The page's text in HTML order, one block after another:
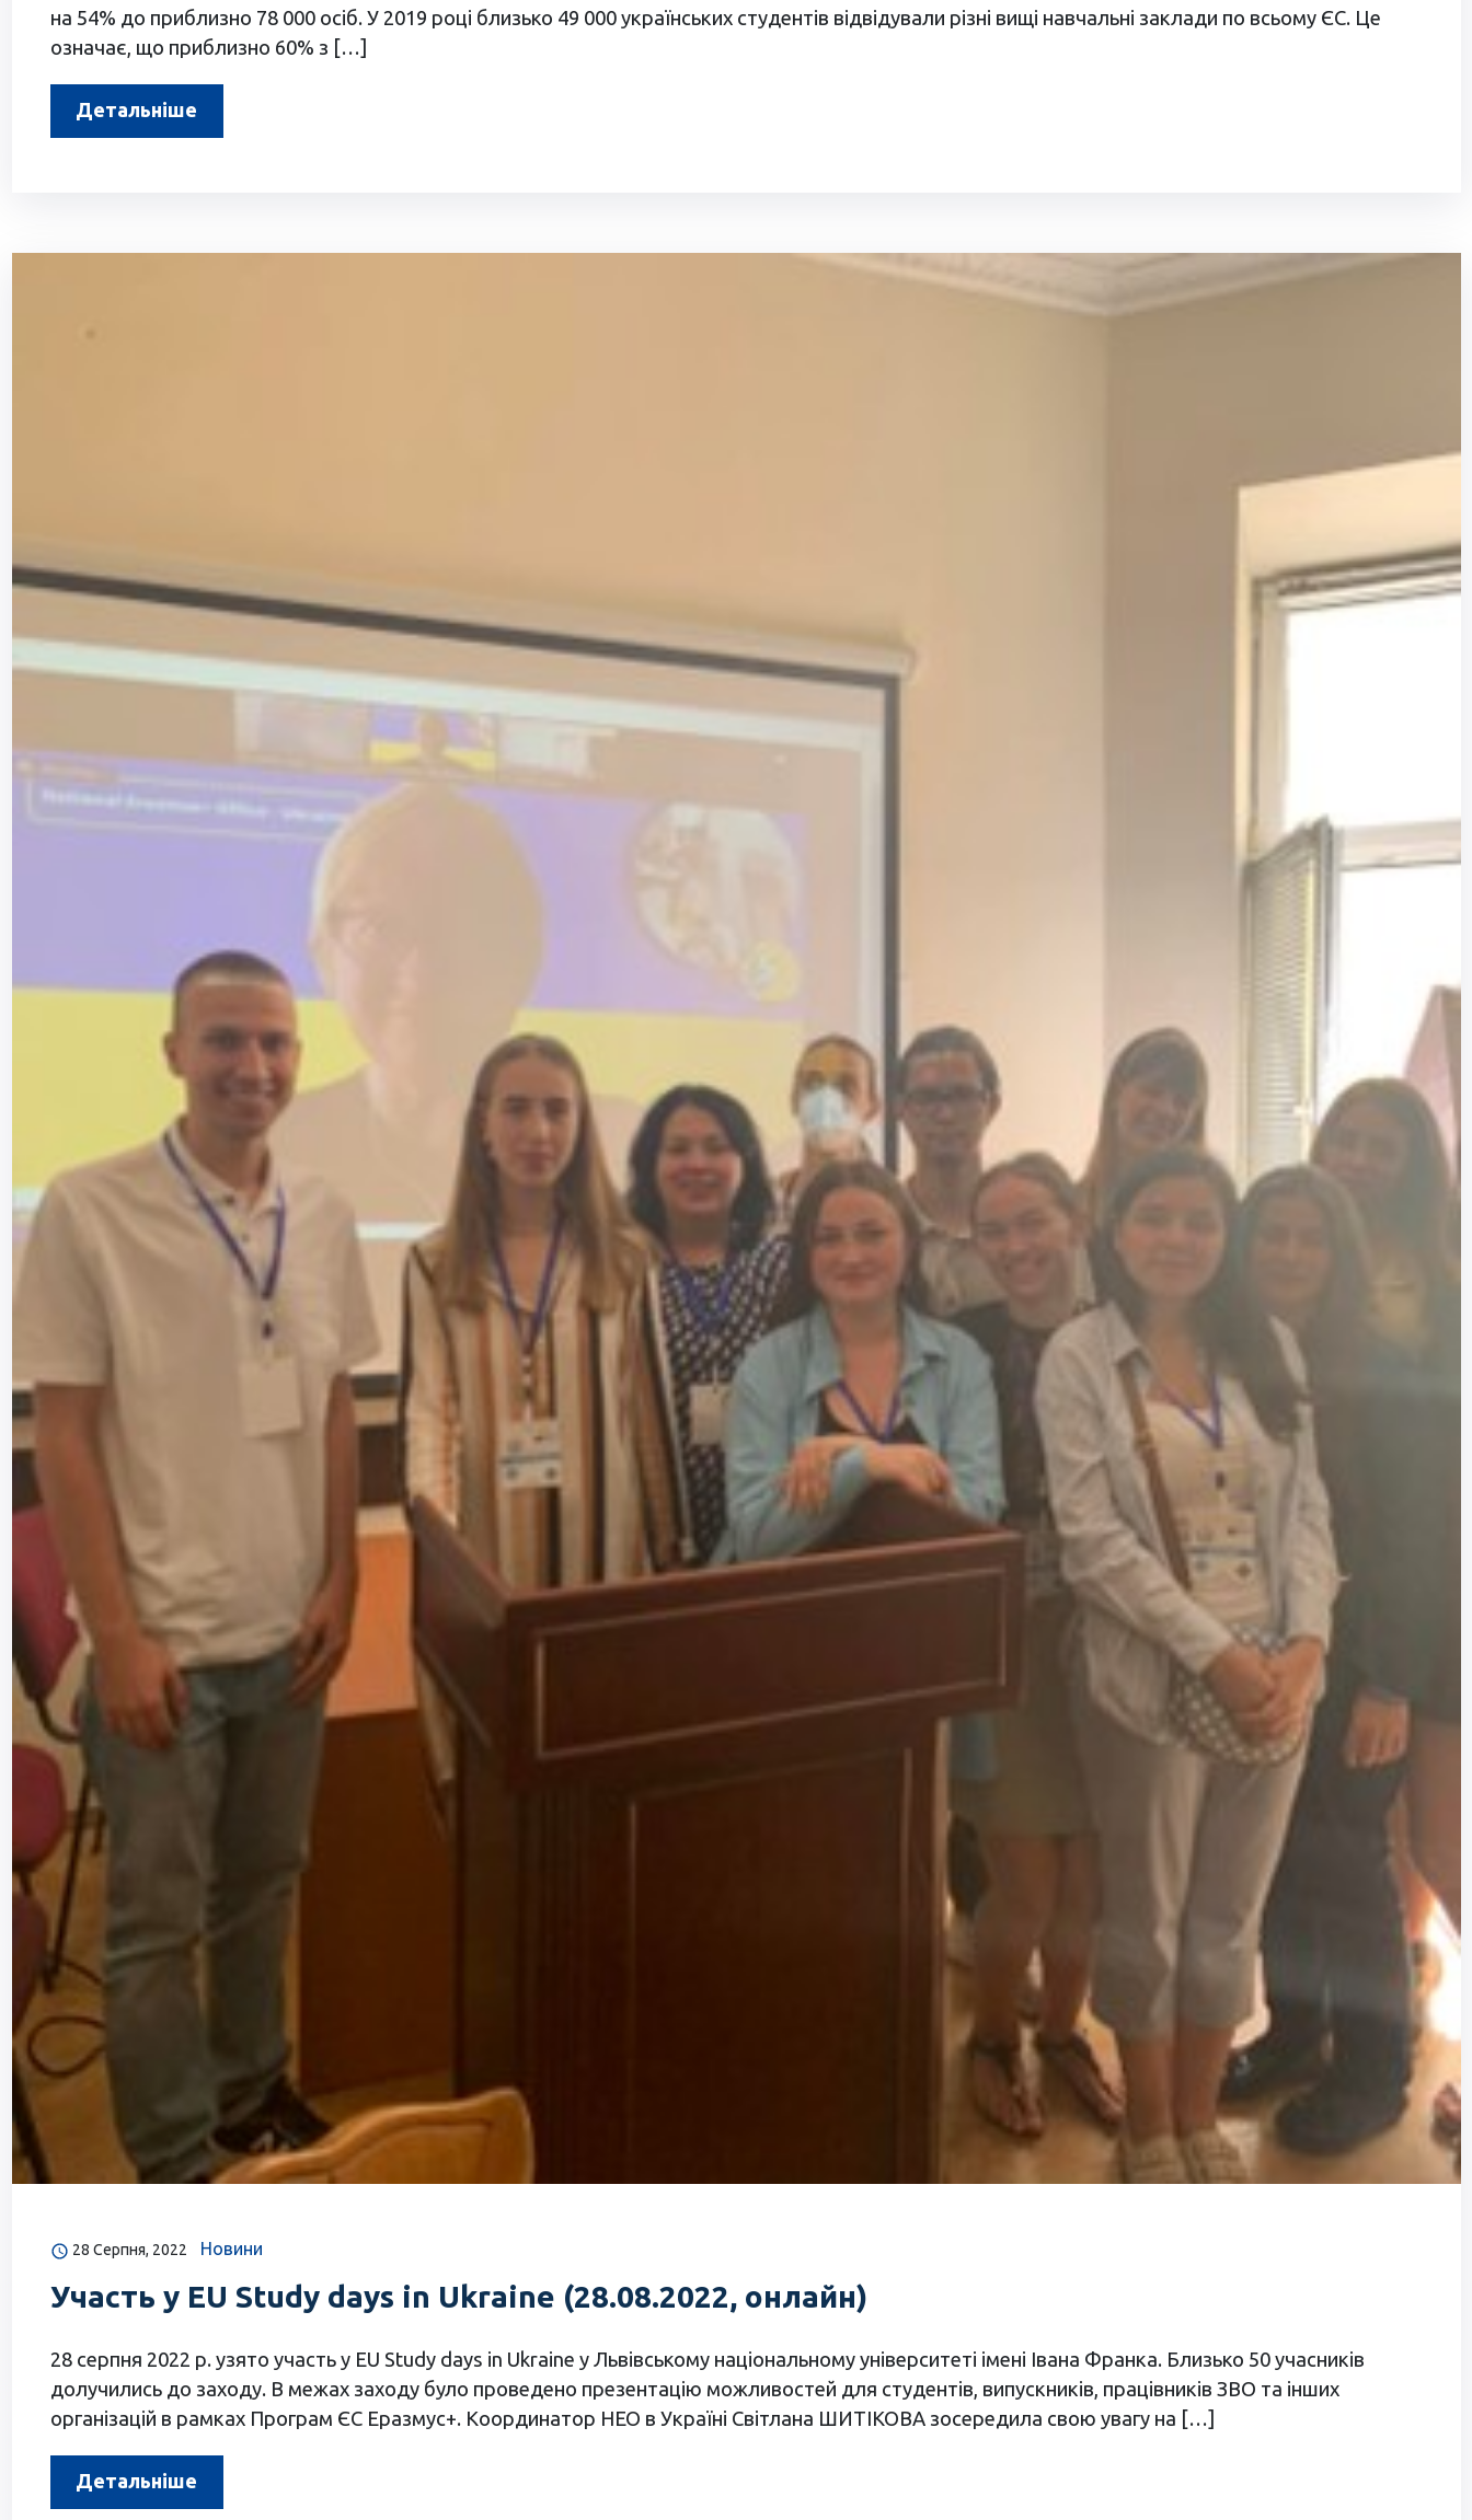
на 54% до приблизно 78 000 осіб. У 2019 році близько 49 000 українських студентів відвідували різні вищі навчальні заклади по всьому ЄС. Це
означає, що приблизно 60% з […]
Детальніше
28 Серпня, 2022 Новини
Участь у EU Study days in Ukraine (28.08.2022, онлайн)
28 серпня 2022 р. узято участь у EU Study days in Ukraine у Львівському національному університеті імені Івана Франка. Близько 50 учасників
долучились до заходу. В межах заходу було проведено презентацію можливостей для студентів, випускників, працівників ЗВО та інших
організацій в рамках Програм ЄС Еразмус+. Координатор НЕО в Україні Світлана ШИТІКОВА зосередила свою увагу на […]
Детальніше